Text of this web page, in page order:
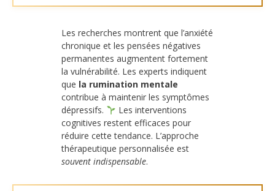
Les recherches montrent que l’anxiété
chronique et les pensées négatives
permanentes augmentent fortement
la vulnérabilité. Les experts indiquent
que la rumination mentale
contribue à maintenir les symptômes
dépressifs.
Les interventions
cognitives restent efficaces pour
réduire cette tendance. L’approche
thérapeutique personnalisée est
souvent indispensable.